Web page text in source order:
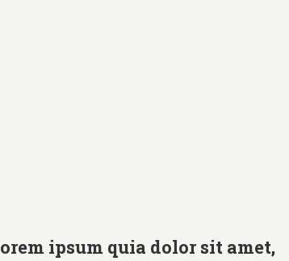
ipsum quia dolor sit amet,